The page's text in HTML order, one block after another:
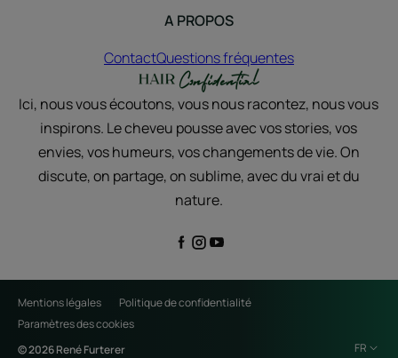
A PROPOS
ContactQuestions fréquentes
Ici, nous vous écoutons, vous nous racontez, nous vous
inspirons. Le cheveu pousse avec vos stories, vos
envies, vos humeurs, vos changements de vie. On
discute, on partage, on sublime, avec du vrai et du
nature.
Mentions légales
Politique de confidentialité
Paramètres des cookies
© 2026 René Furterer
FR